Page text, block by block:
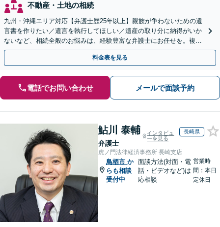
不動産・土地の相続
九州・沖縄エリア対応【弁護士歴25年以上】親族が争わないための遺
言書を作りたい／遺言を執行してほしい／遺産の取り分に納得がいか
ないなど、相続全般のお悩みは、経験豊富な弁護士にお任せを。複雑
な問題も粘り強く対応し、解決に導きます。
料金表を見る
電話でお問い合わせ メールで面談予約
鮎川 泰輔
弁護士
インタビュ
ーを見る
長崎県
虎ノ門法律経済事務所 長崎支店
鳥栖市 か
らも相談
受付中
面談方法(対面・電
話・ビデオなど)は
応相談
営業時
間：本日
定休日